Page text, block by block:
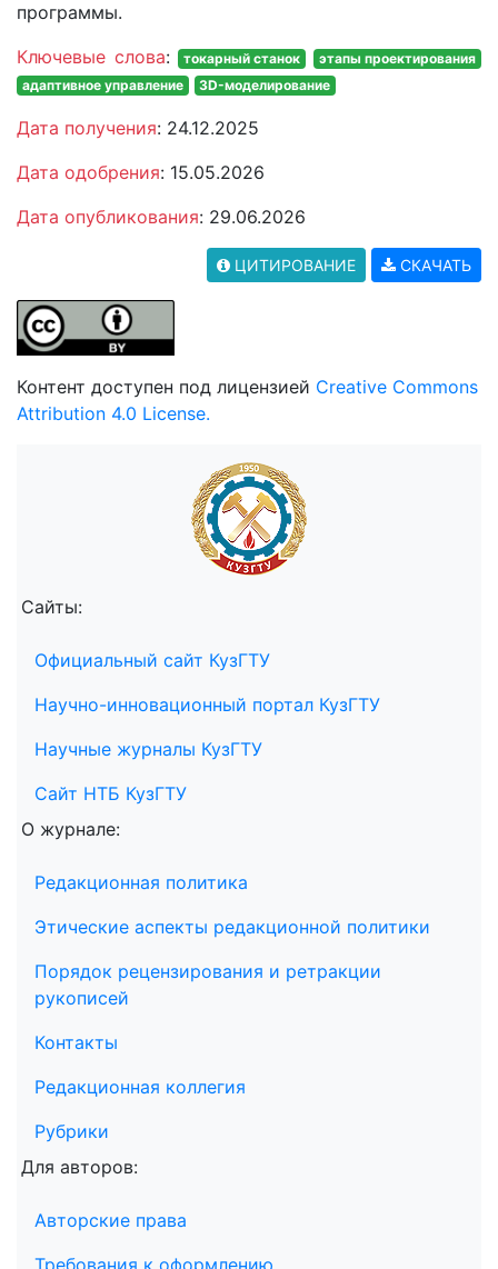
программы.
Ключевые слова: токарный станок
этапы проектирования
адаптивное управление
3D-моделирование
Дата получения: 24.12.2025
Дата одобрения: 15.05.2026
Дата опубликования: 29.06.2026
ЦИТИРОВАНИЕ СКАЧАТЬ
Контент доступен под лицензией Creative Commons
Attribution 4.0 License.
Сайты:
Официальный сайт КузГТУ
Научно-инновационный портал КузГТУ
Научные журналы КузГТУ
Сайт НТБ КузГТУ
О журнале:
Редакционная политика
Этические аспекты редакционной политики
Порядок рецензирования и ретракции
рукописей
Контакты
Редакционная коллегия
Рубрики
Для авторов:
Авторские права